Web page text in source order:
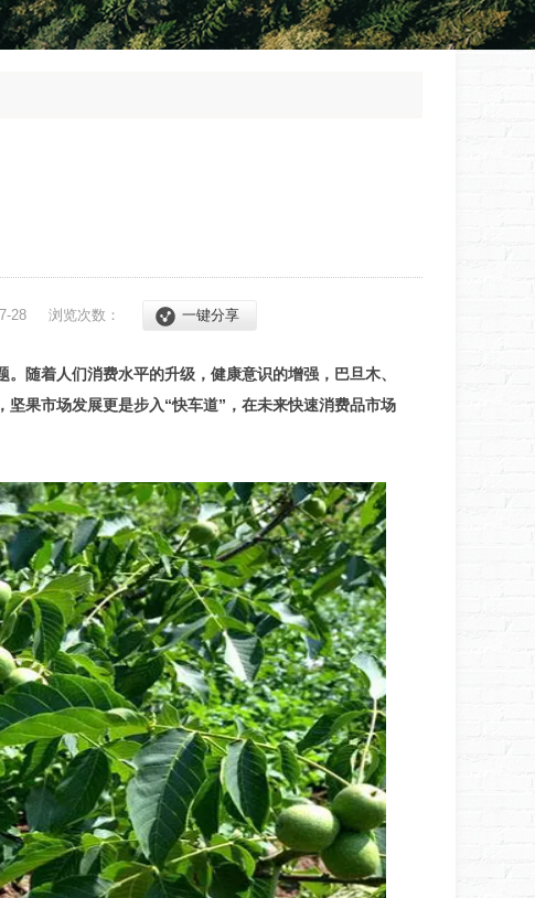
28 浏览次数： 一键分享
随着人们消费水平的升级，健康意识的增强，巴旦木、
果市场发展更是步入“快车道”，在未来快速消费品市场